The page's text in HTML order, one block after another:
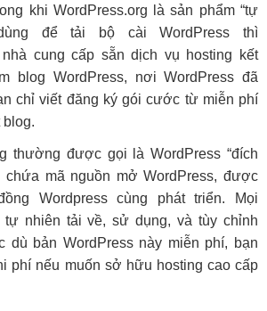
khi WordPress.org là sản phẩm “tự
để tải bộ cài WordPress thì
nhà cung cấp sẵn dịch vụ hosting kết
blog WordPress, nơi WordPress đã
chỉ viết đăng ký gói cước từ miễn phí
blog.
thường được gọi là WordPress “đích
chứa mã nguồn mở WordPress, được
Wordpress cùng phát triển. Mọi
nhiên tải về, sử dụng, và tùy chỉnh
dù bản WordPress này miễn phí, bạn
phí nếu muốn sở hữu hosting cao cấp